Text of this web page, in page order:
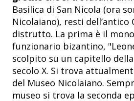
Basilica di San Nicola (ora
Nicolaiano), resti dell’antico
distrutto. La prima è il
funzionario bizantino,
scolpito su un capitello
secolo X. Si trova
del Museo Nicolaiano.
museo si trova la seconda